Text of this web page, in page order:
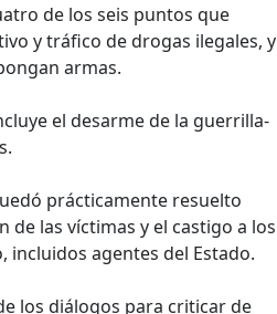
de los seis puntos que
y tráfico de drogas ilegales, y
armas.
el desarme de la guerrilla-
prácticamente resuelto
las víctimas y el castigo a los
agentes del Estado.
los diálogos para criticar de